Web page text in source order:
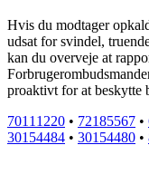
Hvis du modtager
udsat for svindel,
kan du overveje at
proaktivt for at beskytte
70111220 • 72185567 •
30154484 • 30154480 •